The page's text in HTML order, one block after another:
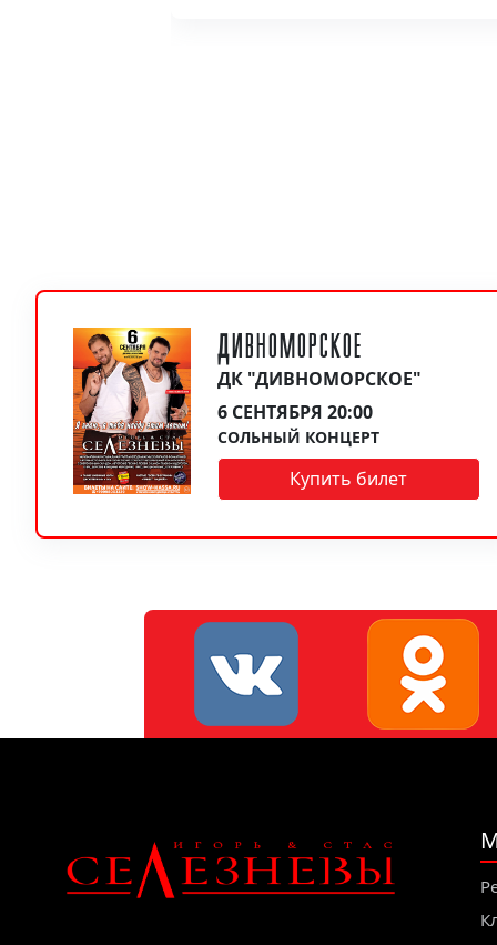
ДИВНОМОРСКОЕ
ДК "ДИВНОМОРСКОЕ"
6 СЕНТЯБРЯ 20:00
СОЛЬНЫЙ КОНЦЕРТ
Купить билет